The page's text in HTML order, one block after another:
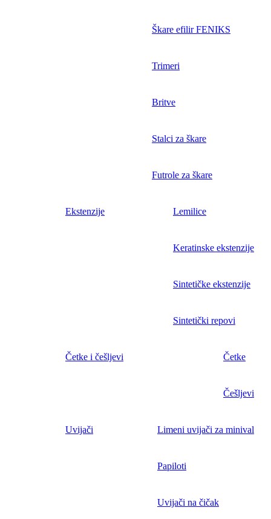
Škare efilir FENIKS
Trimeri
Britve
Stalci za škare
Futrole za škare
Ekstenzije Lemilice
Keratinske ekstenzije
Sintetičke ekstenzije
Sintetički repovi
Četke i češljevi Četke
Češljevi
Uvijači Limeni uvijači za minival
Papiloti
Uvijači na čičak